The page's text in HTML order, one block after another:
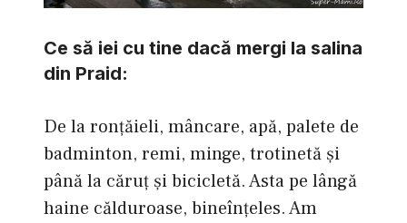
Ce să iei cu tine dacă mergi la salina
din Praid:
De la ronţăieli, mâncare, apă, palete de
badminton, remi, minge, trotinetă şi
până la căruţ şi bicicletă. Asta pe lângă
haine călduroase, bineînţeles. Am